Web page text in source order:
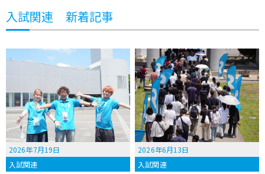
入試関連 新着記事
2026年7月19日
入試関連
2026年6月13日
入試関連